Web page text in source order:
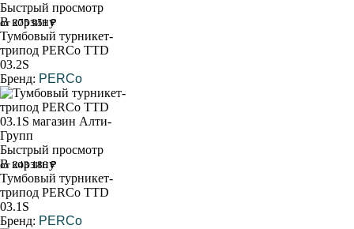
Быстрый просмотр
В корзину
от 275 951 ₽
Тумбовый турникет-
трипод PERCo TTD
03.2S
Бренд: PERCo
Быстрый просмотр
В корзину
от 243 180 ₽
Тумбовый турникет-
трипод PERCo TTD
03.1S
Бренд: PERCo